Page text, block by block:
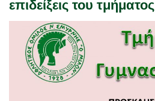
επιδείξεις του τμήματος